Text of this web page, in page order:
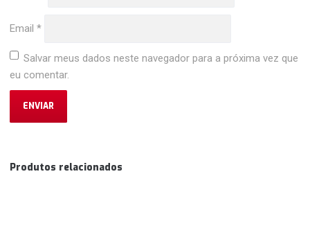
Email*
Salvar meus dados neste navegador para a próxima vez que
eu comentar.
Produtos relacionados